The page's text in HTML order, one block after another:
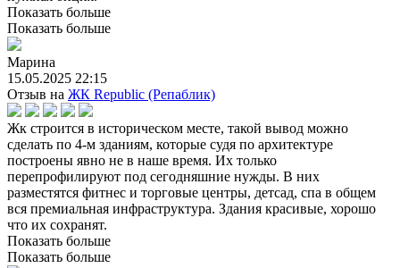
Показать больше
Показать больше
Марина
15.05.2025 22:15
Отзыв на ЖК Republic (Репаблик)
Жк строится в историческом месте, такой вывод можно
сделать по 4-м зданиям, которые судя по архитектуре
построены явно не в наше время. Их только
перепрофилируют под сегодняшние нужды. В них
разместятся фитнес и торговые центры, детсад, спа в общем
вся премиальная инфраструктура. Здания красивые, хорошо
что их сохранят.
Показать больше
Показать больше